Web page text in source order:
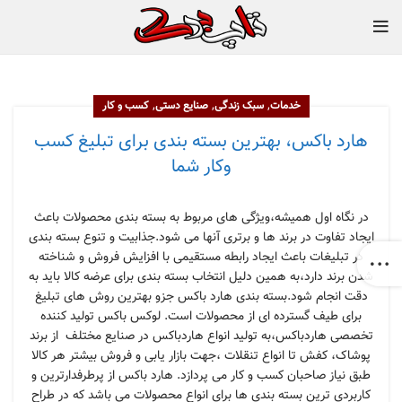
خدمات,سبک زندگی,صنایع دستی,کسب و کار
هارد باکس، بهترین بسته بندی برای تبلیغ کسب
وکار شما
در نگاه اول همیشه،ویژگی های مربوط به بسته بندی محصولات باعث
ایجاد تفاوت در برند ها و برتری آنها می شود.جذابیت و تنوع بسته بندی
در تبلیغات باعث ایجاد رابطه مستقیمی با افزایش فروش و شناخته
شدن برند دارد،به همین دلیل انتخاب بسته بندی برای عرضه کالا باید به
دقت انجام شود.بسته بندی هارد باکس جزو بهترین روش های تبلیغ
برای طیف گسترده ای از محصولات است. لوکس باکس تولید کننده
تخصصی هاردباکس،به تولید انواع هاردباکس در صنایع مختلف از برند
پوشاک، کفش تا انواع تنقلات ،جهت بازار یابی و فروش بیشتر هر کالا
طبق نیاز صاحبان کسب و کار می پردازد. هارد باکس از پرطرفدارترین و
کاربردی ترین بسته بندی ها برای انواع محصولات می باشد که در طراح